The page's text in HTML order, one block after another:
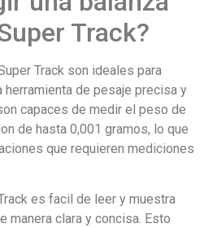
Track?
Track son ideales para
de pesaje precisa y
capaces de medir el peso de
de hasta 0,001 gramos, lo que
que requieren mediciones
es facil de leer y muestra
manera clara y concisa. Esto